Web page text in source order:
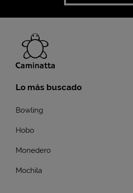
Lo más buscado
Bowling
Hobo
Monedero
Mochila